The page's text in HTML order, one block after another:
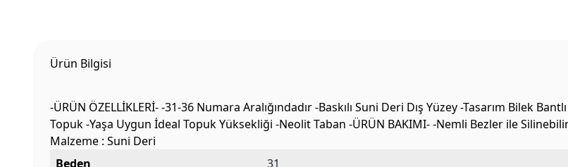
Ürün Bilgisi
-ÜRÜN ÖZELLİKLERİ- -31-36 Numara Aralığındadır -Baskılı Suni Deri Dış Yüzey -Tasarım Bilek
Topuk -Yaşa Uygun İdeal Topuk Yüksekliği -Neolit Taban -ÜRÜN BAKIMI- -Nemli Bezler ile
Malzeme : Suni Deri
Beden
31